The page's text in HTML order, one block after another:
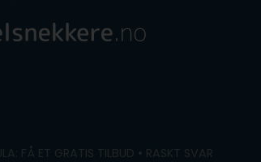
FÅ ET GRATIS TILBUD • RASKT SVAR